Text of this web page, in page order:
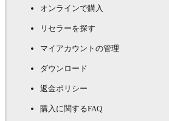
オンラインで購入
リセラーを探す
マイアカウントの管理
ダウンロード
返金ポリシー
購入に関するFAQ